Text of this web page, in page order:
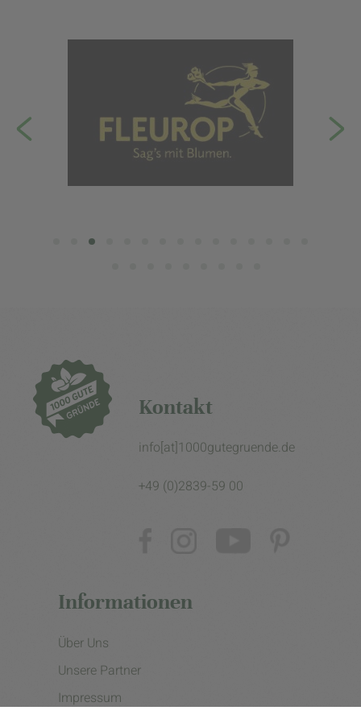
Kontakt
info[at]1000gutegruende.de
+49 (0)2839-59 00
Informationen
Über Uns
Unsere Partner
Impressum